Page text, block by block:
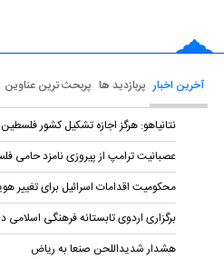
آخرین اخبار پربازدید ها پربحث ترین عناوین
نتانیاهو: هرگز اجازه تشکیل کشور
عصبانیت ترامپ از پیروزی نامزد حامی
محکومیت اقدامات اسرائیل برای
برگزاری اردوی تابستانه فرهنگی اسلامی
هشدار شدیداللحن صنعا به ریاض